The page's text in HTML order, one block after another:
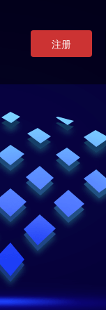
注册